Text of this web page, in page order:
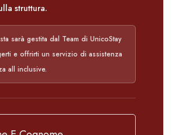
struttura.
sarà gestita dal Team di UnicoStay
e offrirti un servizio di assistenza
all inclusive.